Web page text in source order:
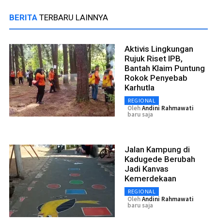
BERITA TERBARU LAINNYA
Aktivis Lingkungan
Rujuk Riset IPB,
Bantah Klaim Puntung
Rokok Penyebab
Karhutla
REGIONAL
OlehAndini Rahmawati
baru saja
Jalan Kampung di
Kadugede Berubah
Jadi Kanvas
Kemerdekaan
REGIONAL
OlehAndini Rahmawati
baru saja